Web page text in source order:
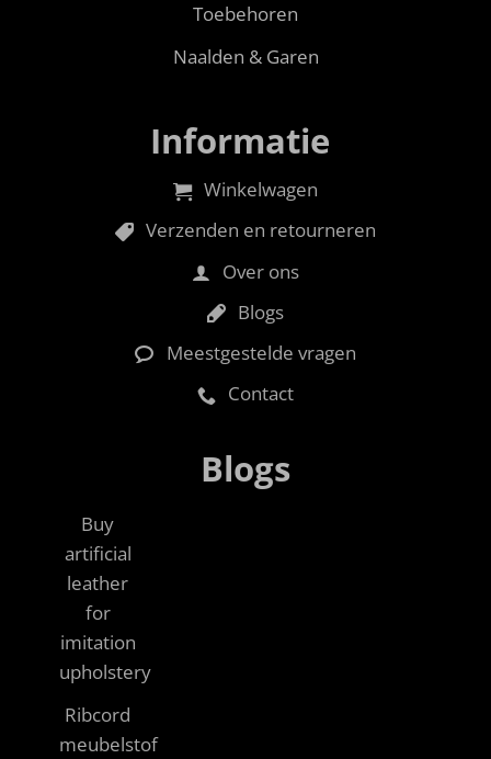
Toebehoren
Naalden & Garen
Informatie
Winkelwagen
Verzenden en retourneren
Over ons
Blogs
Meestgestelde vragen
Contact
Blogs
Buy
artificial
leather
for
imitation
upholstery
Ribcord
meubelstof